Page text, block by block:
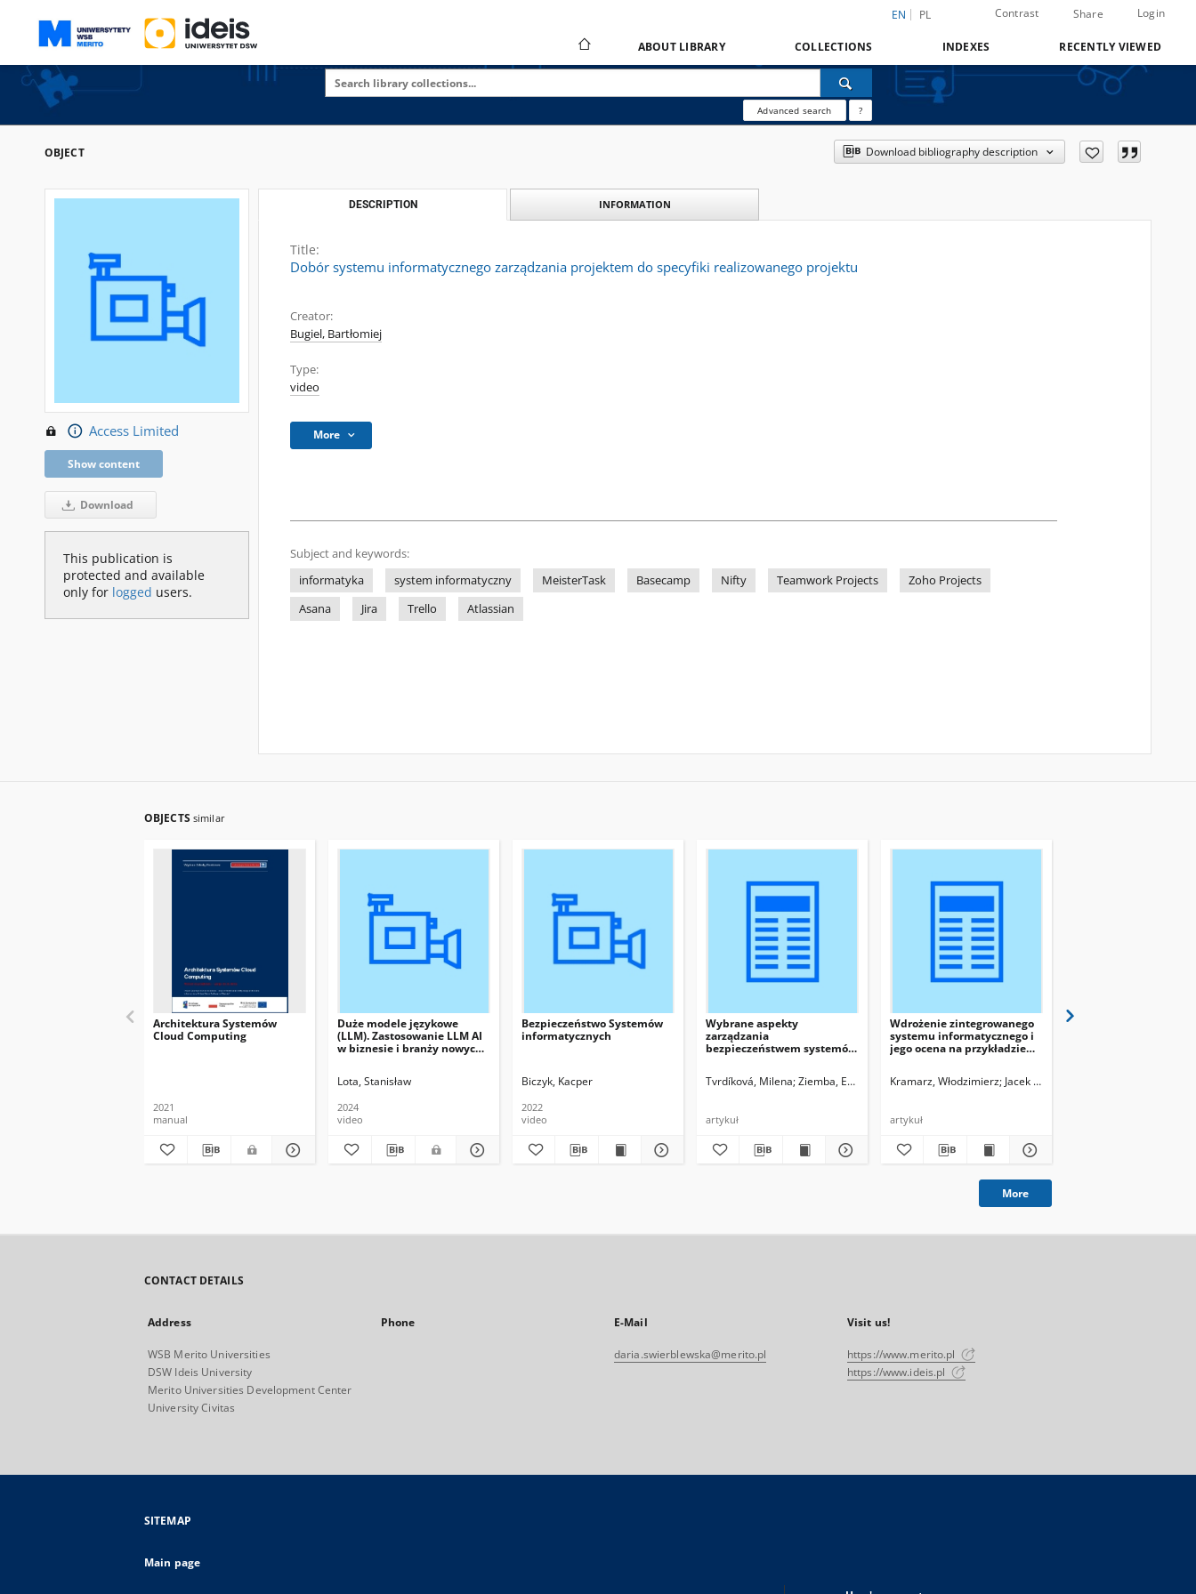
EN PL Contrast Share Login
ABOUT LIBRARY COLLECTIONS INDEXES RECENTLY VIEWED
Advanced search ?
OBJECT Download bibliography description
Access Limited
Show content
Download
This publication is
protected and available
only for logged users.
DESCRIPTION INFORMATION
Title:
Dobór systemu informatycznego zarządzania projektem do specyfiki realizowanego projektu
Creator:
Bugiel, Bartłomiej
Type:
video
More
Subject and keywords:
informatyka
system informatyczny MeisterTask Basecamp Nifty Teamwork Projects
Zoho Projects
Asana
Jira Trello Atlassian
OBJECTS similar
Architektura Systemów
Cloud Computing
2021
manual
Duże modele językowe
(LLM). Zastosowanie LLM AI
w biznesie i branży nowych
Lota, Stanisław
2024
video
Bezpieczeństwo Systemów
informatycznych
Biczyk, Kacper
2022
video
Wybrane aspekty
zarządzania
bezpieczeństwem systemów
Tvrdíková, Milena Ziemba, Ewa, red.
artykuł
Wdrożenie zintegrowanego
systemu informatycznego i
jego ocena na przykładzie
Kramarz, Włodzimierz Jacek Szołtysek, red.
artykuł
More
CONTACT DETAILS
Address
WSB Merito Universities
DSW Ideis University
Merito Universities Development Center
University Civitas
Phone E-Mail
daria.swierblewska@merito.pl
Visit us!
https://www.merito.pl
https://www.ideis.pl
SITEMAP
Main page